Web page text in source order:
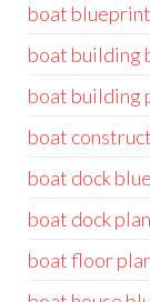
boat
boat building
boat building
boat
boat dock
boat dock
boat floor